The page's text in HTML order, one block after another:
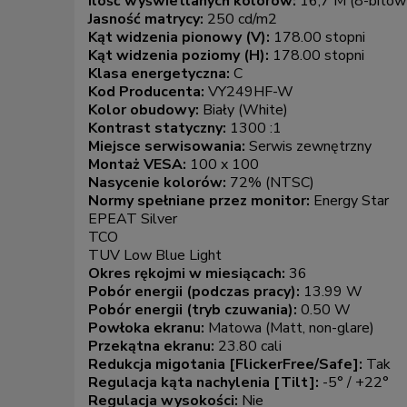
Format obrazu:16:9
Gwarancja producenta [mies.]:
Ilość wyświetlanych kolorów:16,7 M (8-
Jasność matrycy:250 cd/m2
Kąt widzenia pionowy (V):
Kąt widzenia poziomy (H):178.00 stopni
Klasa energetyczna:C
Kod Producenta:VY249HF-W
Kolor obudowy:Biały (White)
Kontrast statyczny: 1300 :1
Miejsce serwisowania:Serwis zewnętrzny
Montaż VESA:100 x 100
Nasycenie kolorów:
Normy spełniane przez monitor:
EPEAT Silver
TCO
TUV Low Blue Light
Okres rękojmi w miesiącach:36
Pobór energii (podczas pracy):13.99 W
Pobór energii (tryb czuwania):
Powłoka ekranu:Matowa (Matt, non-glare)
Przekątna ekranu:23.80 cali